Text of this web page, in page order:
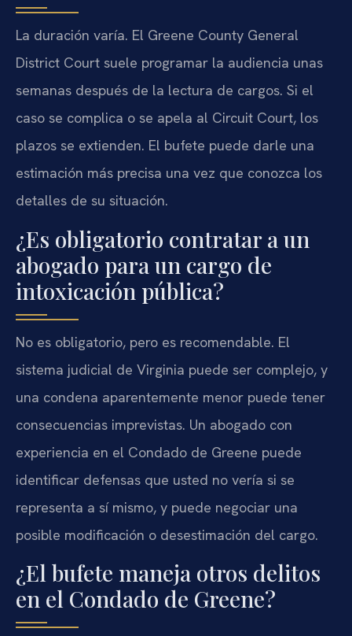
La duración varía. El Greene County General
District Court suele programar la audiencia unas
semanas después de la lectura de cargos. Si el
caso se complica o se apela al Circuit Court, los
plazos se extienden. El bufete puede darle una
estimación más precisa una vez que conozca los
detalles de su situación.
¿Es obligatorio contratar a un
abogado para un cargo de
intoxicación pública?
No es obligatorio, pero es recomendable. El
sistema judicial de Virginia puede ser complejo, y
una condena aparentemente menor puede tener
consecuencias imprevistas. Un abogado con
experiencia en el Condado de Greene puede
identificar defensas que usted no vería si se
representa a sí mismo, y puede negociar una
posible modificación o desestimación del cargo.
¿El bufete maneja otros delitos
en el Condado de Greene?